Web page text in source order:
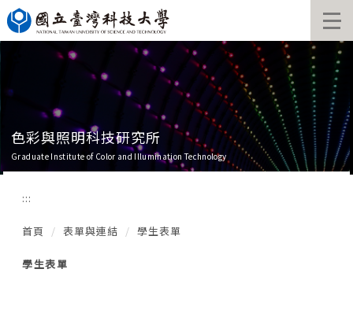
跳
到
主
容
區
色彩與照明科技研究所
Graduate Institute of Color and Illumination Technology
:::
首頁 表單與連結 學生表單
學生表單